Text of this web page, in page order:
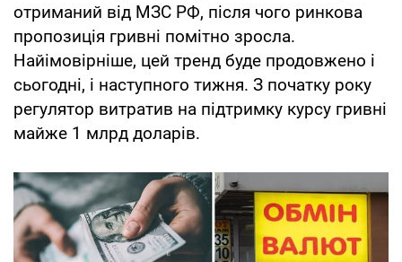
отриманий від МЗС РФ, після чого ринкова
пропозиція гривні помітно зросла.
Найімовірніше, цей тренд буде продовжено і
сьогодні, і наступного тижня. З початку року
регулятор витратив на підтримку курсу гривні
майже 1 млрд доларів.